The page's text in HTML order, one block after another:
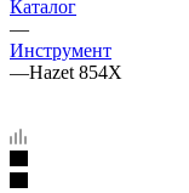
Каталог
—
Инструмент
—Hazet 854X